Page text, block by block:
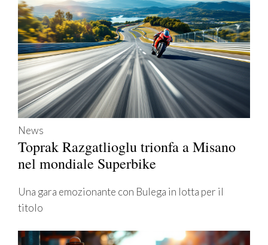
News
Toprak Razgatlioglu trionfa a Misano
nel mondiale Superbike
Una gara emozionante con Bulega in lotta per il
titolo